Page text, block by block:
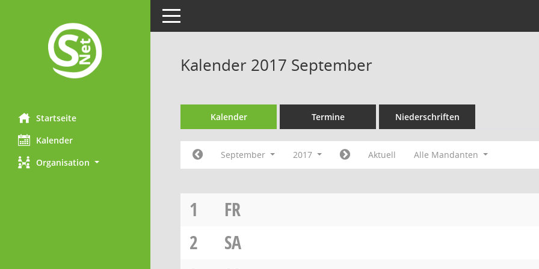
Startseite
Kalender
Organisation
Toggle navigation
Kalender 2017 September
Kalender Termine Niederschriften
September 2017 Aktuell Alle Mandanten
1
FR
2
SA